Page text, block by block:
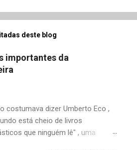
deste blog
importantes da
costumava dizer Umberto Eco ,
está cheio de livros
que ninguém lê" , uma